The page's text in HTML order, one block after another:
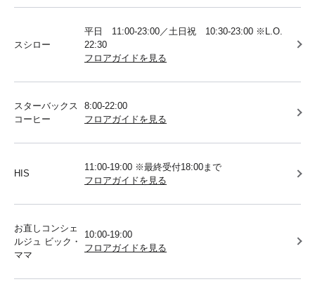
スシロー
平日 11:00-23:00／土日祝 10:30-23:00 ※L.O.
22:30
フロアガイドを見る
スターバックス
コーヒー
8:00-22:00
フロアガイドを見る
HIS
11:00-19:00 ※最終受付18:00まで
フロアガイドを見る
お直しコンシェ
ルジュ ビック・
ママ
10:00-19:00
フロアガイドを見る